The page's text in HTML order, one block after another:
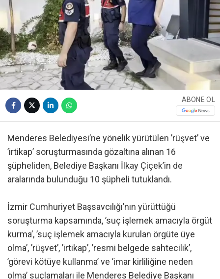
ABONE OL
Menderes Belediyesi’ne yönelik yürütülen ’rüşvet’ ve
’irtikap’ soruşturmasında gözaltına alınan 16
şüpheliden, Belediye Başkanı İlkay Çiçek’in de
aralarında bulunduğu 10 şüpheli tutuklandı.
İzmir Cumhuriyet Başsavcılığı’nın yürüttüğü
soruşturma kapsamında, ’suç işlemek amacıyla örgüt
kurma’, ’suç işlemek amacıyla kurulan örgüte üye
olma’, ’rüşvet’, ’irtikap’, ’resmi belgede sahtecilik’,
’görevi kötüye kullanma’ ve ’imar kirliliğine neden
olma’ suçlamaları ile Menderes Belediye Başkanı